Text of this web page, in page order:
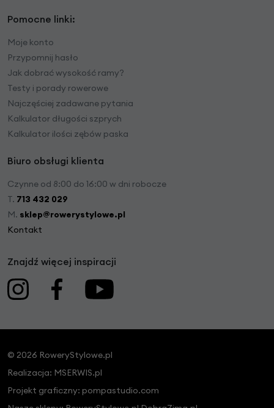
Pomocne linki:
Moje konto
Przypomnij hasło
Jak dobrać wysokość ramy?
Testy i porady rowerowe
Najczęściej zadawane pytania
Kalkulator długości szprych
Kalkulator ilości zębów paska
Biuro obsługi klienta
Czynne od 8:00 do 16:00 w dni robocze
T. 713 432 029
M. sklep@rowerystylowe.pl
Kontakt
Znajdź więcej inspiracji
© 2026 RoweryStylowe.pl
Realizacja: MSERWIS.pl
Projekt graficzny: pompastudio.com